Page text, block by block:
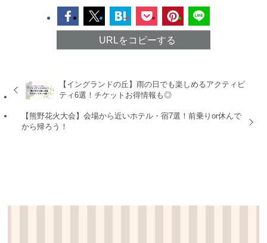
URLをコピーする
【イングランドの丘】雨の日でも楽しめるアクティビ
ティ6選！チケットお得情報も◎
【熊野花火大会】会場から近いホテル・宿7選！前乗りor休んで
から帰ろう！